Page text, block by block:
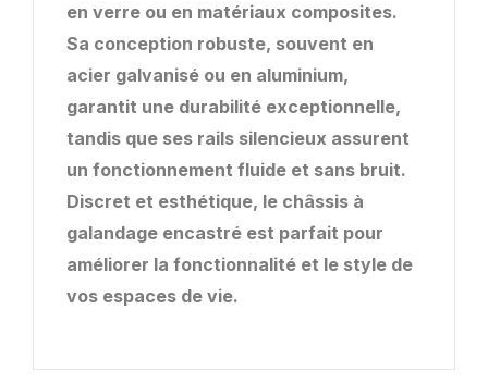
en verre ou en matériaux composites.
Sa conception robuste, souvent en
acier galvanisé ou en aluminium,
garantit une durabilité exceptionnelle,
tandis que ses rails silencieux assurent
un fonctionnement fluide et sans bruit.
Discret et esthétique, le châssis à
galandage encastré est parfait pour
améliorer la fonctionnalité et le style de
vos espaces de vie.